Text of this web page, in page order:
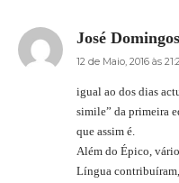
José Domingos
12 de Maio, 2016 às
igual ao dos dias
simile” da primeira
que assim é.
Além do Épico,
Língua